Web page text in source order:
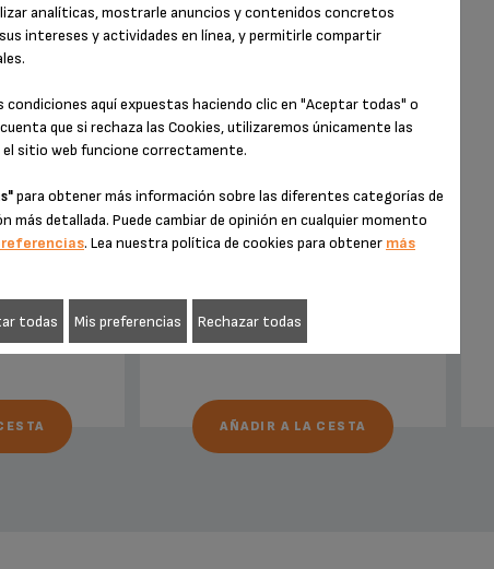
Para la cafetera
4,10 €
AÑADIR A LA CESTA
analíticas, mostrarle anuncios y contenidos concretos
intereses y actividades en línea, y permitirle compartir
condiciones aquí expuestas haciendo clic en "Aceptar todas" o
que si rechaza las Cookies, utilizaremos únicamente las
el sitio web funcione correctamente.
para obtener más información sobre las diferentes categorías de
más detallada. Puede cambiar de opinión en cualquier momento
. Lea nuestra política de cookies para obtener más
todas Mis preferencias Rechazar todas